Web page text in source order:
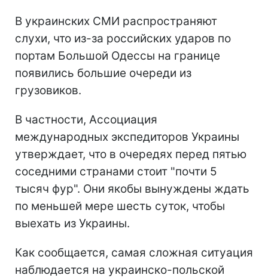
В украинских СМИ распространяют
слухи, что из-за российских ударов по
портам Большой Одессы на границе
появились большие очереди из
грузовиков.
В частности, Ассоциация
международных экспедиторов Украины
утверждает, что в очередях перед пятью
соседними странами стоит "почти 5
тысяч фур". Они якобы вынуждены ждать
по меньшей мере шесть суток, чтобы
выехать из Украины.
Как сообщается, самая сложная ситуация
наблюдается на украинско-польской